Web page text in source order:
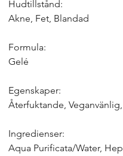
Hudtillstånd:
Akne, Fet, Blandad
Formula:
Gelé
Egenskaper:
Återfuktande,
Ingredienser:
Aqua Purificata/Water,